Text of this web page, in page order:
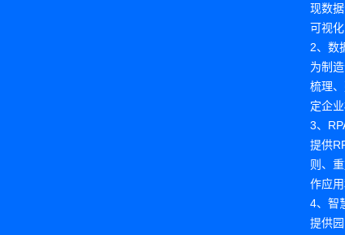
现数
可视
2、数
为制
梳理
定企
3、
提供
则、
作应
4、智
提供